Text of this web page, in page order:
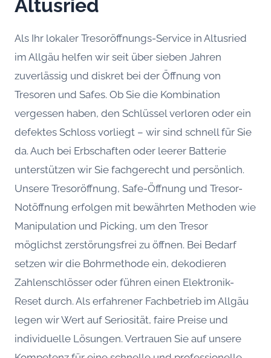
Altusried
Als Ihr lokaler Tresoröffnungs-Service in Altusried
im Allgäu helfen wir seit über sieben Jahren
zuverlässig und diskret bei der Öffnung von
Tresoren und Safes. Ob Sie die Kombination
vergessen haben, den Schlüssel verloren oder ein
defektes Schloss vorliegt – wir sind schnell für Sie
da. Auch bei Erbschaften oder leerer Batterie
unterstützen wir Sie fachgerecht und persönlich.
Unsere Tresoröffnung, Safe-Öffnung und Tresor-
Notöffnung erfolgen mit bewährten Methoden wie
Manipulation und Picking, um den Tresor
möglichst zerstörungsfrei zu öffnen. Bei Bedarf
setzen wir die Bohrmethode ein, dekodieren
Zahlenschlösser oder führen einen Elektronik-
Reset durch. Als erfahrener Fachbetrieb im Allgäu
legen wir Wert auf Seriosität, faire Preise und
individuelle Lösungen. Vertrauen Sie auf unsere